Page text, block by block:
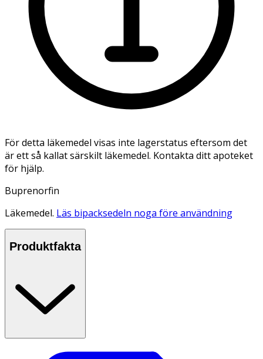
För detta läkemedel visas inte lagerstatus eftersom det
är ett så kallat särskilt läkemedel. Kontakta ditt apoteket
för hjälp.
Buprenorfin
Läkemedel. Läs bipacksedeln noga före användning
Produktfakta